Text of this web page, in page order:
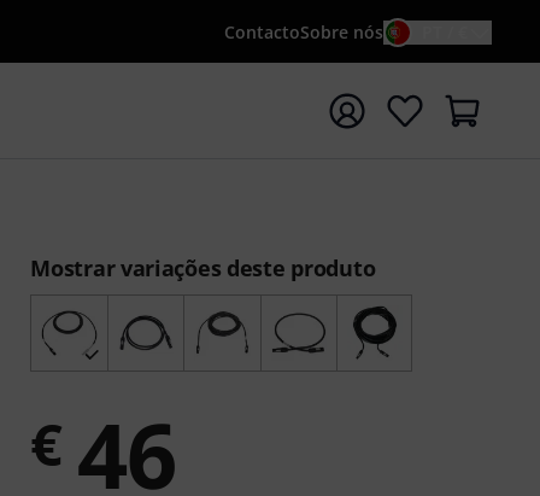
ContactoSobre nós
pesquisa com o termo de pesquisa {searchTerm}
Mostrar variações deste produto
€ 46